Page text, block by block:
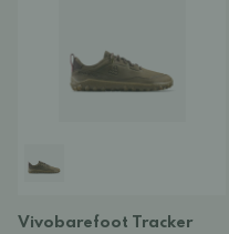
Vivobarefoot Tracker